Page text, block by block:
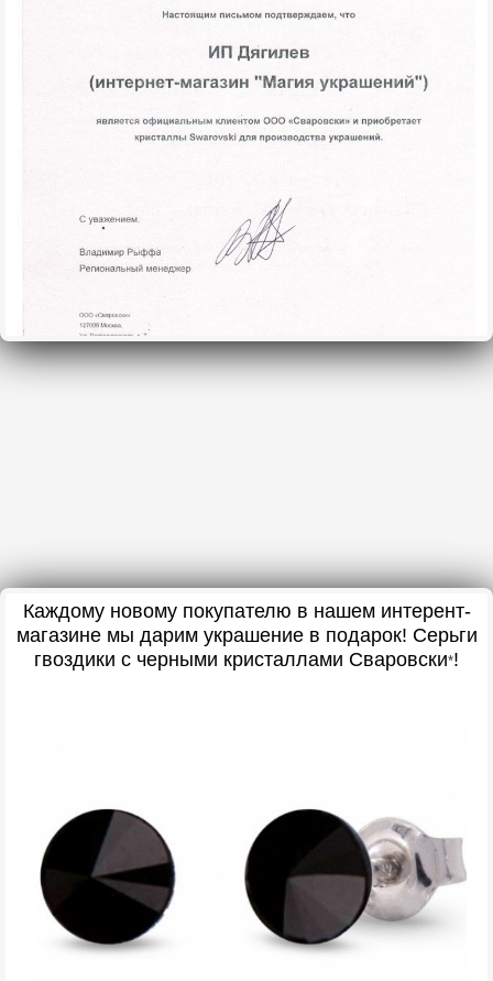
Каждому новому покупателю в нашем интерент-
магазине мы дарим украшение в подарок! Серьги
гвоздики с черными кристаллами Сваровски*!